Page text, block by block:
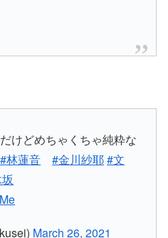
けどめちゃくちゃ純粋な
#林蓮音 #金川紗耶#文
March 26, 2021